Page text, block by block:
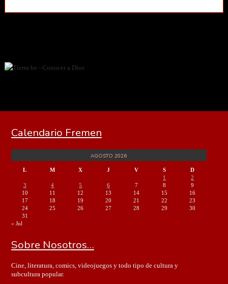
Calendario Fremen
AGOSTO 2026
L M X J V S
D
1
2
3
4 5 6 7 8
9
10
11 12 13 14 15
16
17
18 19 20 21 22
23
24
25 26 27 28 29
30
31
« Jul
Sobre Nosotros…
Cine, literatura, comics, videojuegos y todo tipo de cultura y
subcultura popular.